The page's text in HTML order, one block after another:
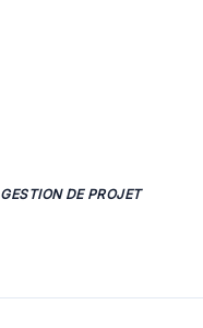
GESTION DE PROJET